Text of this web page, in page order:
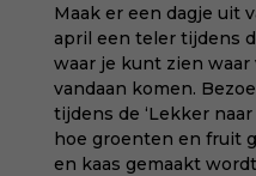
Maak er een dagje uit
april een teler tijdens
waar je kunt zien
vandaan komen.
tijdens de ‘Lekker
hoe groenten en fruit
en kaas gemaakt